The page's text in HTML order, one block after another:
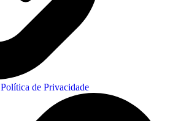
Política de Privacidade